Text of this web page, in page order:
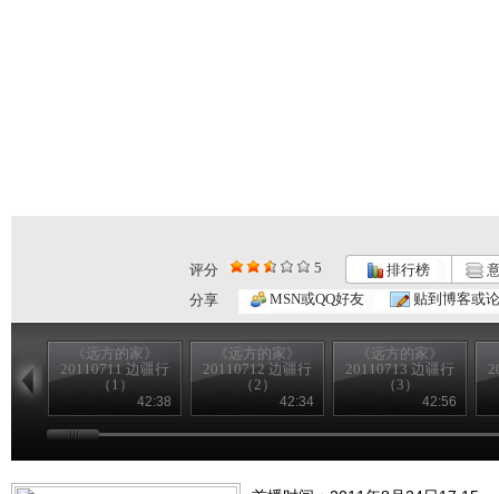
评分 5 排行榜
分享
MSN或QQ好友 贴到博客或
《远方的家》
20110711 边疆行
（1）
42:38
《远方的家》
20110712 边疆行
（2）
42:34
《远方的家》
20110713 边疆行
（3）
42:56